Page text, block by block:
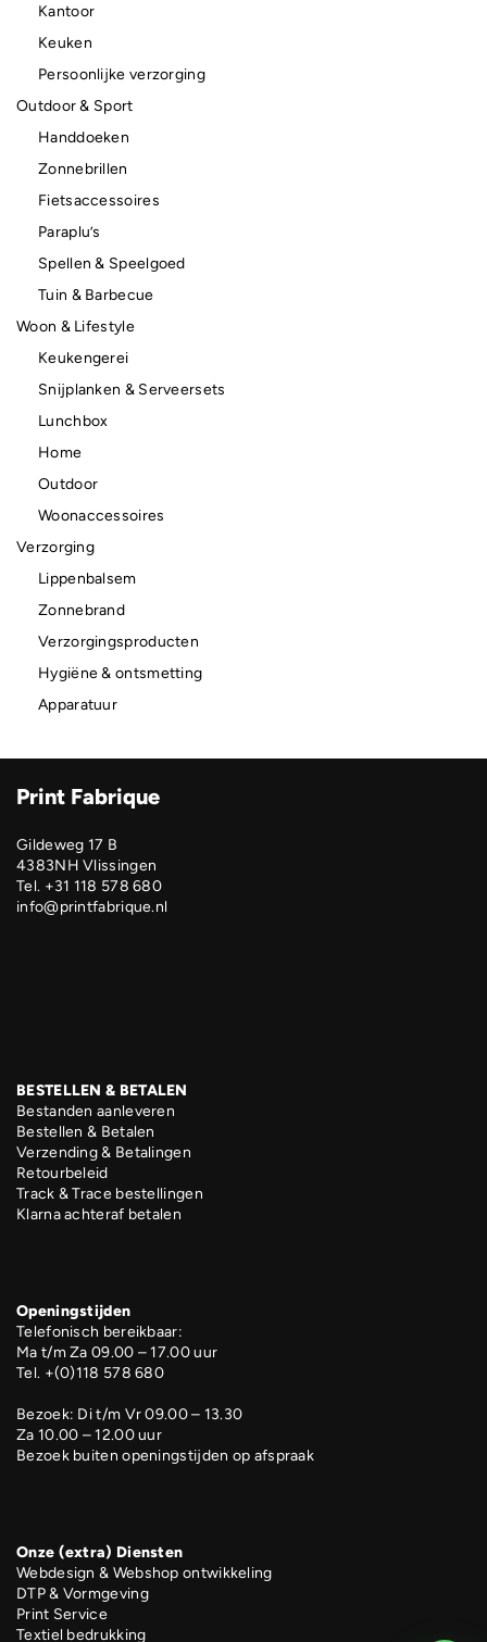
Kantoor
Keuken
Persoonlijke verzorging
Outdoor & Sport
Handdoeken
Zonnebrillen
Fietsaccessoires
Paraplu’s
Spellen & Speelgoed
Tuin & Barbecue
Woon & Lifestyle
Keukengerei
Snijplanken & Serveersets
Lunchbox
Home
Outdoor
Woonaccessoires
Verzorging
Lippenbalsem
Zonnebrand
Verzorgingsproducten
Hygiëne & ontsmetting
Apparatuur
Print Fabrique
Gildeweg 17 B
4383NH Vlissingen
Tel. +31 118 578 680
info@printfabrique.nl
BESTELLEN & BETALEN
Bestanden aanleveren
Bestellen & Betalen
Verzending & Betalingen
Retourbeleid
Track & Trace bestellingen
Klarna achteraf betalen
Openingstijden
Telefonisch bereikbaar:
Ma t/m Za 09.00 – 17.00 uur
Tel. +(0)118 578 680
Bezoek: Di t/m Vr 09.00 – 13.30
Za 10.00 – 12.00 uur
Bezoek buiten openingstijden op afspraak
Onze (extra) Diensten
Webdesign & Webshop ontwikkeling
DTP & Vormgeving
Print Service
Textiel bedrukking